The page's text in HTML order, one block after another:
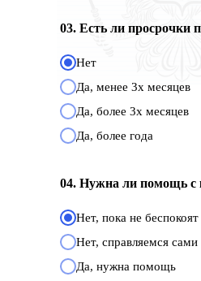
03. Есть ли просрочки
Нет
Да, менее 3х месяцев
Да, более 3х месяцев
Да, более года
04. Нужна ли помощь с
Нет, пока не беспокоят
Нет, справляемся сами
Да, нужна помощь